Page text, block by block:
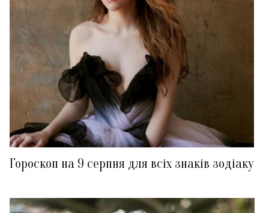
Гороскоп на 9 серпня для всіх знаків зодіаку